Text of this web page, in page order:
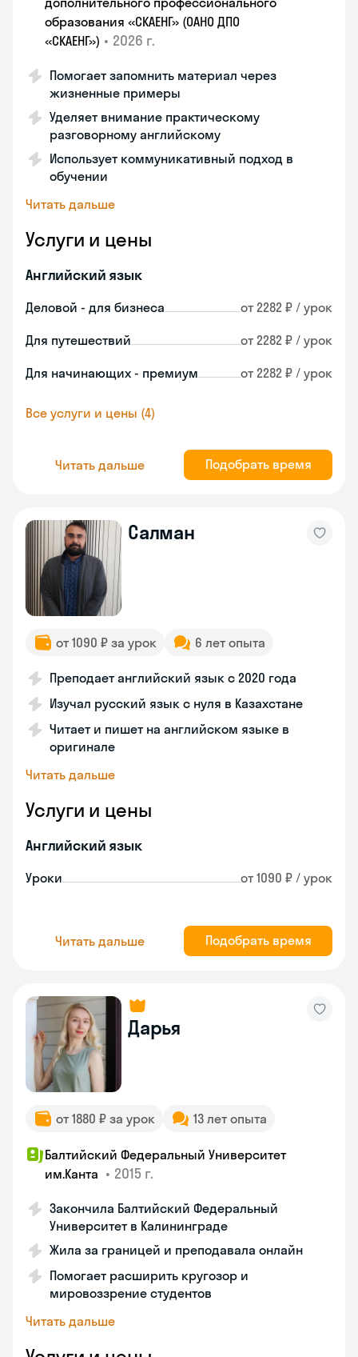
образования «СКАЕНГ» (ОАНО ДПО
«СКАЕНГ») • 2026 г.
Помогает запомнить материал через
жизненные примеры
Уделяет внимание практическому
разговорному английскому
Использует коммуникативный подход в
обучении
Читать дальше
Услуги и цены
Английский язык
Деловой - для бизнеса от 2282 ₽ / урок
Для путешествий от 2282 ₽ / урок
Для начинающих - премиум от 2282 ₽ / урок
Все услуги и цены (4)
Читать дальше Подобрать время
Салман
от 1090 ₽ за урок 6 лет опыта
Преподает английский язык с 2020 года
Изучал русский язык с нуля в Казахстане
Читает и пишет на английском языке в
оригинале
Читать дальше
Услуги и цены
Английский язык
Уроки от 1090 ₽ / урок
Читать дальше Подобрать время
Дарья
от 1880 ₽ за урок 13 лет опыта
Балтийский Федеральный Университет
им.Канта • 2015 г.
Закончила Балтийский Федеральный
Университет в Калининграде
Жила за границей и преподавала онлайн
Помогает расширить кругозор и
мировоззрение студентов
Читать дальше